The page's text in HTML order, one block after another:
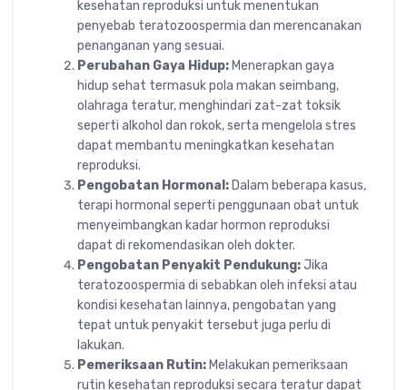
kesehatan reproduksi untuk menentukan
penyebab teratozoospermia dan merencanakan
penanganan yang sesuai.
Perubahan Gaya Hidup: Menerapkan gaya
hidup sehat termasuk pola makan seimbang,
olahraga teratur, menghindari zat-zat toksik
seperti alkohol dan rokok, serta mengelola stres
dapat membantu meningkatkan kesehatan
reproduksi.
Pengobatan Hormonal: Dalam beberapa kasus,
terapi hormonal seperti penggunaan obat untuk
menyeimbangkan kadar hormon reproduksi
dapat di rekomendasikan oleh dokter.
Pengobatan Penyakit Pendukung:Jika
teratozoospermia di sebabkan oleh infeksi atau
kondisi kesehatan lainnya, pengobatan yang
tepat untuk penyakit tersebut juga perlu di
lakukan.
Pemeriksaan Rutin: Melakukan pemeriksaan
rutin kesehatan reproduksi secara teratur dapat